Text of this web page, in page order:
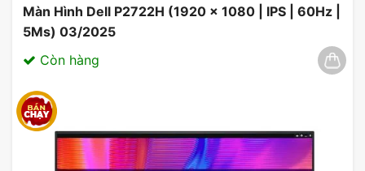
Màn Hình Dell P2722H (1920 x 1080 | IPS | 60Hz |
5Ms) 03/2025
Còn hàng